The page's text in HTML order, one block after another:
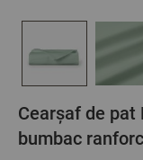
Cearșaf de pat
bumbac